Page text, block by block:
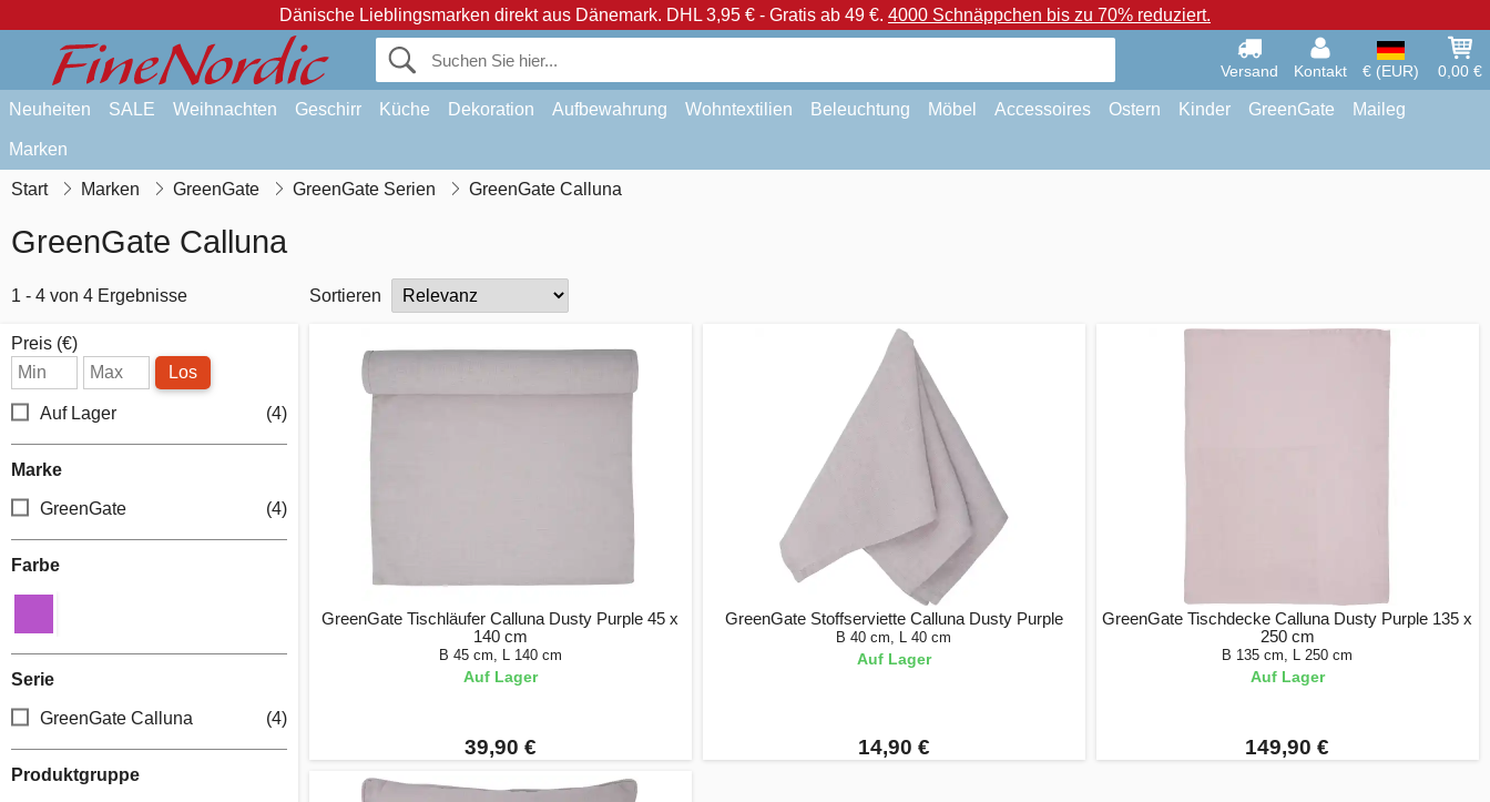
Dänische Lieblingsmarken direkt aus Dänemark. DHL 3,95 € - Gratis ab 49 €. 4000 Schnäppchen bis zu 70% reduziert.
Versand Kontakt € (EUR) 0,00 €
Neuheiten SALE Weihnachten Geschirr Küche Dekoration Aufbewahrung Wohntextilien Beleuchtung Möbel Accessoires Ostern Kinder GreenGate Maileg
Marken
Start Marken GreenGate GreenGate Serien GreenGate Calluna
GreenGate Calluna
1 - 4 von 4 Ergebnisse Sortieren
Preis (€)
Los
Auf Lager (4)
Marke
GreenGate (4)
Farbe
Serie
GreenGate Calluna (4)
Produktgruppe
GreenGate Tischläufer Calluna Dusty Purple 45 x
140 cm
B 45 cm, L 140 cm
Auf Lager
39,90 €
GreenGate Stoffserviette Calluna Dusty Purple
B 40 cm, L 40 cm
Auf Lager
14,90 €
GreenGate Tischdecke Calluna Dusty Purple 135 x
250 cm
B 135 cm, L 250 cm
Auf Lager
149,90 €